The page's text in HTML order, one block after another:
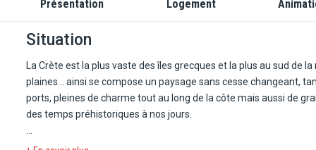
Présentation Logement
Situation
La Crète est la plus vaste des îles grecques et la plus au sud de
plaines... ainsi se compose un paysage sans cesse changeant,
ports, pleines de charme tout au long de la côte mais aussi de
des temps préhistoriques à nos jours.
Réthymnon est la troisième plus grande ville de Crète, située sur